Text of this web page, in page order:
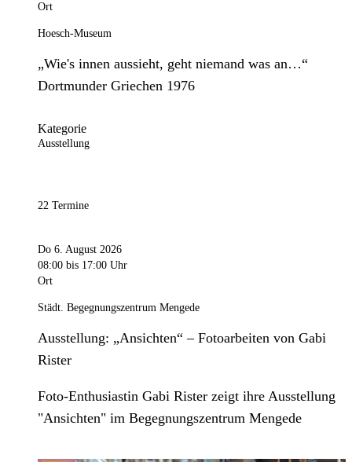
Ort
Hoesch-Museum
„Wie's innen aussieht, geht niemand was an…“
Dortmunder Griechen 1976
Kategorie
Ausstellung
22 Termine
Do 6. August 2026
08:00 bis 17:00 Uhr
Ort
Städt. Begegnungszentrum Mengede
Ausstellung: „Ansichten“ – Fotoarbeiten von Gabi
Rister
Foto-Enthusiastin Gabi Rister zeigt ihre Ausstellung
"Ansichten" im Begegnungszentrum Mengede